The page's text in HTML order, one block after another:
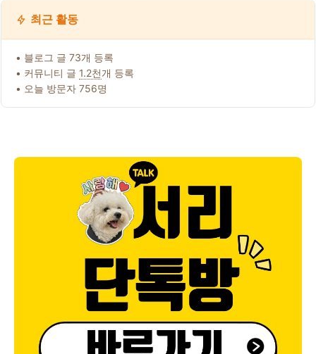
최근 활동
• 블로그 글 73개 등록
• 커뮤니티 글 1.2천개 등록
• 오늘 방문자 756명